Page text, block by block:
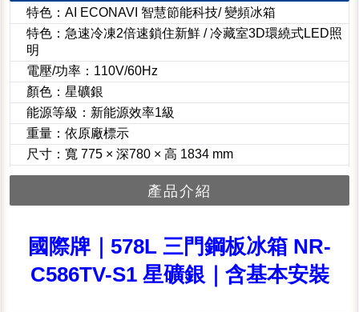
特色：AI ECONAVI 智慧節能科技/ 變頻冰箱
特色：急速冷凍2倍速鎖住新鮮 / 冷藏室3D環繞式LED照
明
電壓/功率：110V/60Hz
顏色：星礦銀
能源等級：新能源效率1級
重量：依原廠標示
尺寸：寬 775 × 深780 × 高 1834 mm
產品介紹
國際牌｜578L 三門鋼板冰箱 NR-
C586TV-S1 星礦銀｜含基本安裝